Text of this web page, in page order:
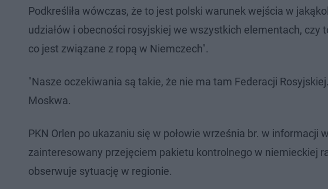
Podkreśliła wówczas, że to jest polski warunek wejścia w
udziałów i obecności rosyjskiej we wszystkich elementach,
co jest związane z ropą w Niemczech".
"Nasze oczekiwania są takie, że nie ma tam Federacji
Moskwa.
PKN Orlen po ukazaniu się w połowie września br. w
zainteresowany przejęciem pakietu kontrolnego w niemieckiej
obserwuje sytuację w regionie.